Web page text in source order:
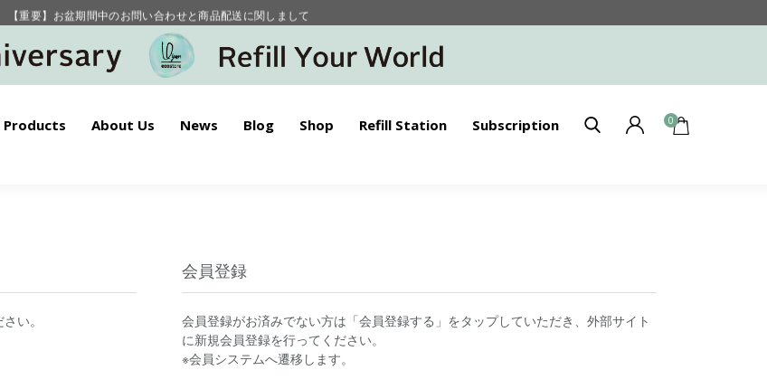
【重要】お盆期間中のお問い合わせと商品配送に関しまして
毎月お得にポイントが貯まる！ “月のポイントアップデー”
Products About Us News Blog Shop Refill Station Subscription 0
い。
会員登録
会員登録がお済みでない方は「会員登録する」をタップしていただき、外部サイト
に新規会員登録を行ってください。
※会員システムへ遷移します。